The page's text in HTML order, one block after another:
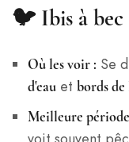
🐦 Ibis à
Où les voir : Se
d'eauet bords de
Meilleure